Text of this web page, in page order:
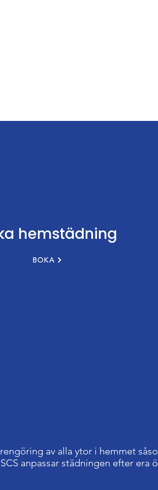
hemstädning
BOKA
av alla ytor i hemmet
anpassar städningen efter era